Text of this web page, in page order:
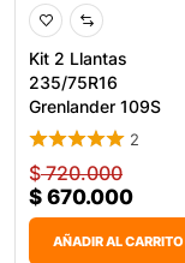
Kit 2 Llantas
235/75R16
Grenlander 109S
Maga A/T One
2
$720.000
$ 670.000
AÑADIR AL CARRITO